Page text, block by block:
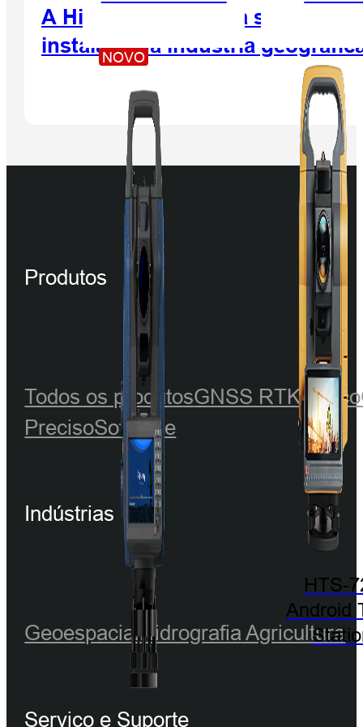
NOVO
HTS-
Android
A Hi-Target aprimora sua
instalada na indústria
Produtos
Todos os produtosGNSS RTKÓptico
PrecisoSoftware
Indústrias
GeoespacialHidrografiaAgricultura
Serviço e Suporte